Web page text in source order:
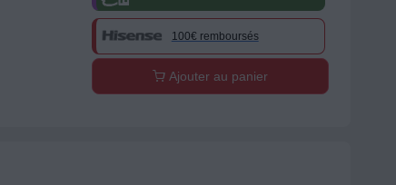
100€ remboursés
Ajouter au panier